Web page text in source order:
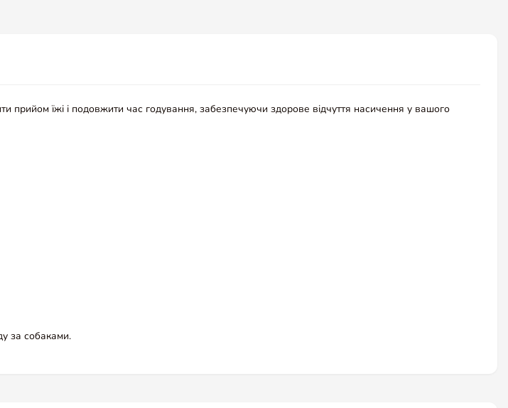
прийом їжі і подовжити час годування, забезпечуючи здорове відчуття насичення у вашого
за собаками.